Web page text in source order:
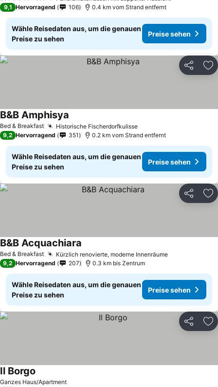
9,1 Hervorragend 106 0.4 km vom Strand entfernt
Wähle Reisedaten aus, um die genauen
Preise zu sehen
Preise sehen
Teilen
Bed & Breakfast Historische Fischerdorfkulisse
B&B Amphisya
9,2 Hervorragend 351 0.2 km vom Strand entfernt
Wähle Reisedaten aus, um die genauen
Preise zu sehen
Preise sehen
Teilen
Bed & Breakfast Kürzlich renovierte, moderne Innenräume
B&B Acquachiara
9,2 Hervorragend 207 0.3 km bis Zentrum
Wähle Reisedaten aus, um die genauen
Preise zu sehen
Preise sehen
Teilen
Ganzes Haus/Apartment
Il Borgo